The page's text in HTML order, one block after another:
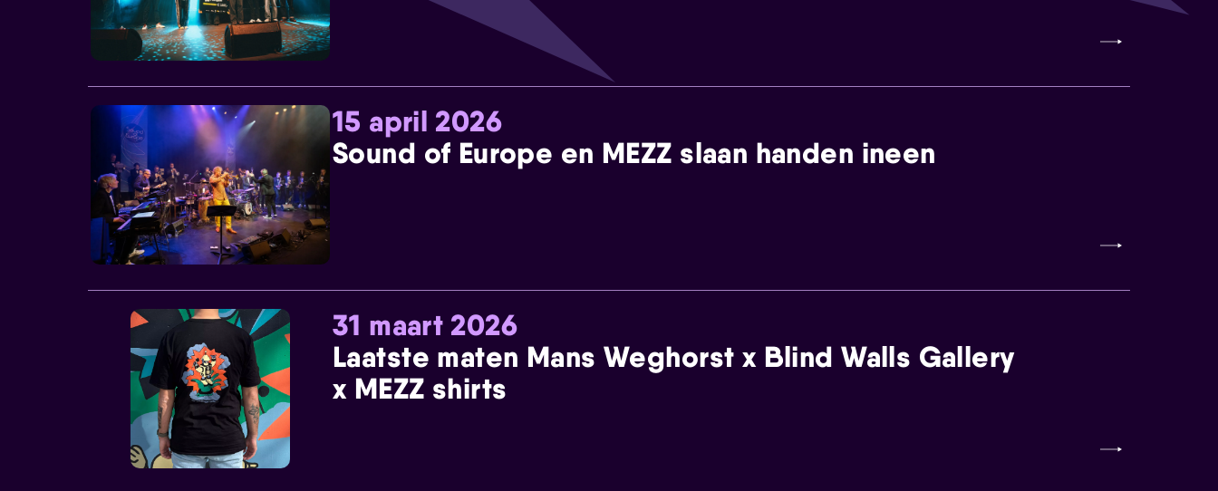
15 april 2026
Sound of Europe en MEZZ slaan handen ineen
31 maart 2026
Laatste maten Mans Weghorst x Blind Walls Gallery
x MEZZ shirts